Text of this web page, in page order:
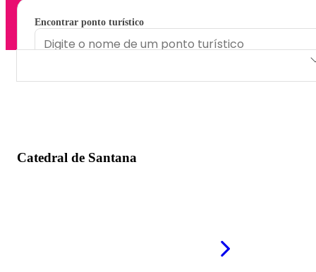
Encontrar ponto turístico
Catedral de Santana